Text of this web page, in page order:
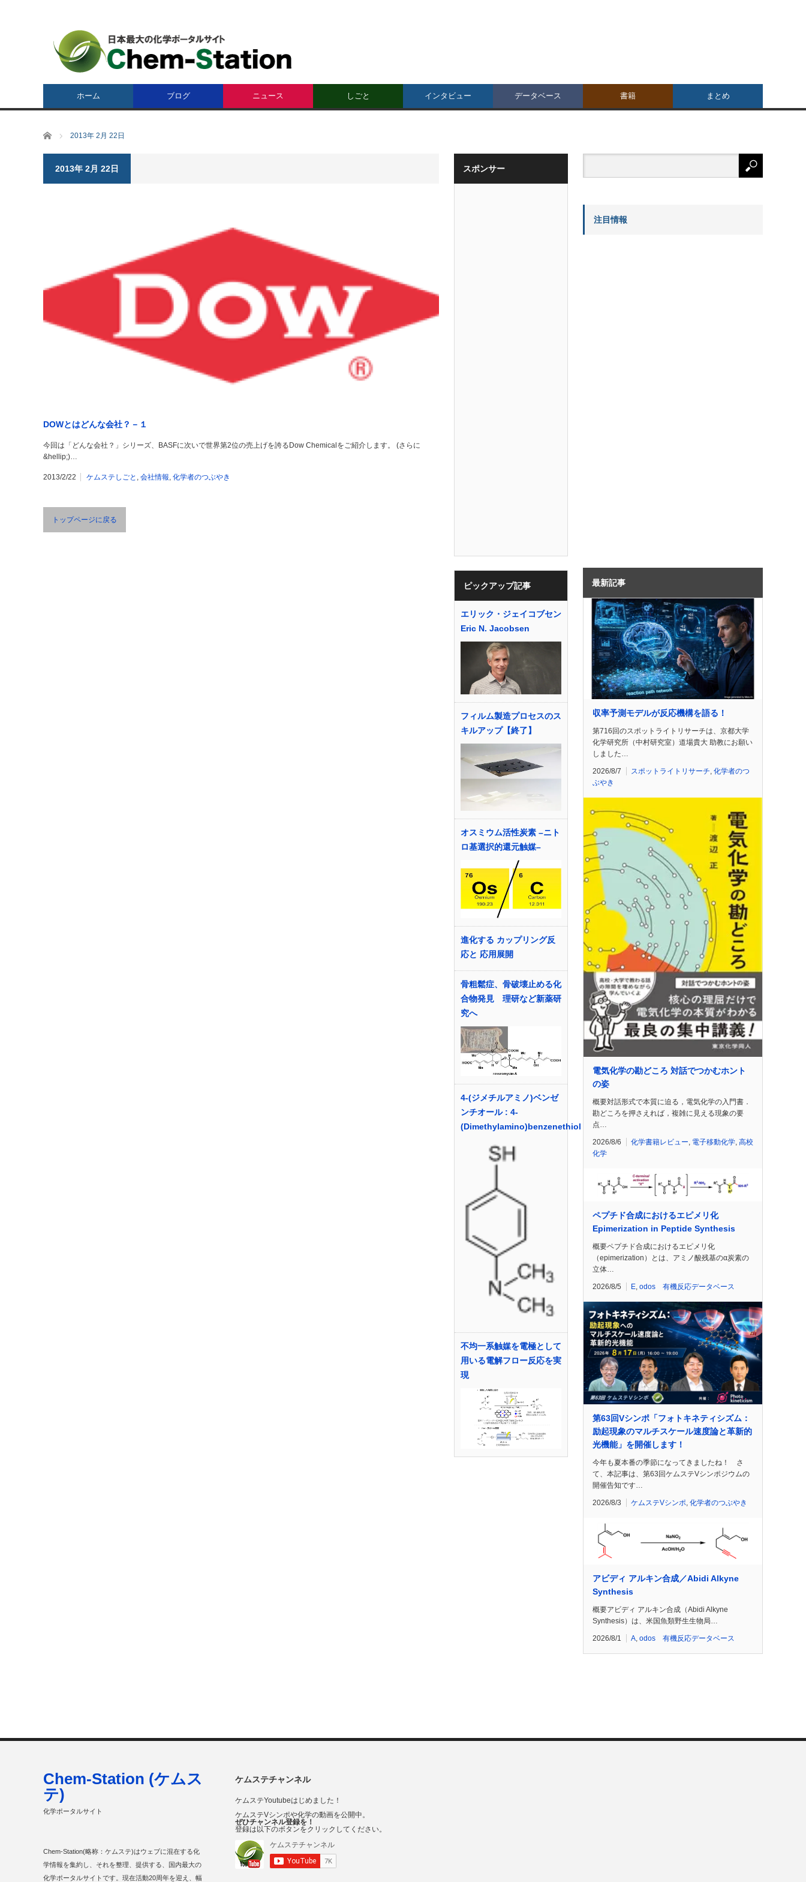
ホーム ブログ ニュース しごと インタビュー データベース 書籍 まとめ
ホーム 2013年 2月 22日
2013年 2月 22日
DOWとはどんな会社？－１
今回は「どんな会社？」シリーズ、BASFに次いで世界第2位の売上げを誇るDow Chemicalをご紹介します。 (さらに
&hellip;)…
2013/2/22 ケムステしごと , 会社情報, 化学者のつぶやき
トップページに戻る
スポンサー
ピックアップ記事
エリック・ジェイコブセン
Eric N. Jacobsen
フィルム製造プロセスのス
キルアップ【終了】
オスミウム活性炭素 –ニト
ロ基選択的還元触媒–
進化する カップリング反
応と 応用展開
骨粗鬆症、骨破壊止める化
合物発見 理研など新薬研
究へ
4-(ジメチルアミノ)ベンゼ
ンチオール : 4-
(Dimethylamino)benzenethiol
不均一系触媒を電極として
用いる電解フロー反応を実
現
注目情報
最新記事
収率予測モデルが反応機構を語る！
第716回のスポットライトリサーチは、京都大学
化学研究所（中村研究室）道場貴大 助教にお願い
しました…
2026/8/7 スポットライトリサーチ 化学者のつ
ぶやき
電気化学の勘どころ 対話でつかむホント
の姿
概要対話形式で本質に迫る，電気化学の入門書．
勘どころを押さえれば，複雑に見える現象の要
点…
2026/8/6 化学書籍レビュー 電子移動化学 高校
化学
ペプチド合成におけるエピメリ化
Epimerization in Peptide Synthesis
概要ペプチド合成におけるエピメリ化
（epimerization）とは、アミノ酸残基のα炭素の
立体…
2026/8/5 E odos 有機反応データベース
第63回Vシンポ「フォトキネティシズム：
励起現象のマルチスケール速度論と革新的
光機能」を開催します！
今年も夏本番の季節になってきましたね！ さ
て、本記事は、第63回ケムステVシンポジウムの
開催告知です…
2026/8/3 ケムステVシンポ, 化学者のつぶやき
アビディ アルキン合成／Abidi Alkyne
Synthesis
概要アビディ アルキン合成（Abidi Alkyne
Synthesis）は、米国魚類野生生物局…
2026/8/1 A, odos 有機反応データベース
ケムステチャンネル
ケムステYoutubeはじめました！
ケムステVシンポや化学の動画を公開中。
ぜひチャンネル登録を！
登録は以下のボタンをクリックしてください。
Chem-Station (ケムス
テ)
化学ポータルサイト
Chem-Station(略称：ケムステ)はウェブに混在する化
学情報を集約し、それを整理、提供する、国内最大の
化学ポータルサイトです。現在活動20周年を迎え、幅